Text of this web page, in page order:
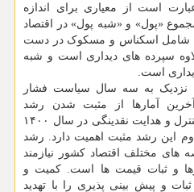
است از معیاری برای اندازه
«پول» و «شبه پول» در اقتصاد
شامل اسکناس و مسکوک در دست
سپرده های دیداری است و شبه
است.
نزدیک به سه سال سیاست فشار
آمارها از مثبت شدن رشد
اقتصادی کشور خبر می دهند کنترل و هدایت نقدینگی در سال ۱۴۰۰
این رشد مثبت اهمیت دارد. رشد
های مختلف اقتصاد کشور نیازمند
و ثبات قیمت ها است. کمیت و
و پیش بینی پذیری را با تهدید